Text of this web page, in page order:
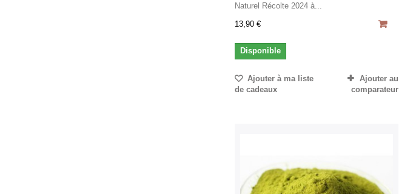
Naturel Récolte 2024 à...
13,90 €
Disponible
Ajouter à ma liste
de cadeaux
Ajouter au
comparateur